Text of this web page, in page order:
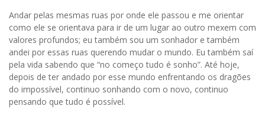
Andar pelas mesmas ruas por onde ele passou e me orientar
como ele se orientava para ir de um lugar ao outro mexem com
valores profundos; eu também sou um sonhador e também
andei por essas ruas querendo mudar o mundo. Eu também saí
pela vida sabendo que “no começo tudo é sonho”. Até hoje,
depois de ter andado por esse mundo enfrentando os dragões
do impossível, continuo sonhando com o novo, continuo
pensando que tudo é possível.